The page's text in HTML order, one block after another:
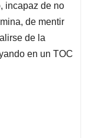
incapaz de no
de mentir
de la
en un TOC